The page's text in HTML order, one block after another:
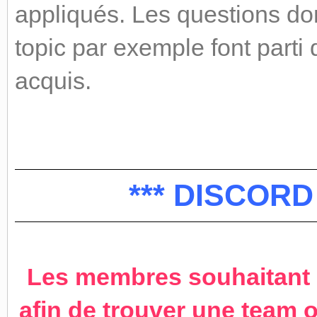
appliqués. Les questions
topic par exemple font parti
acquis.
***
Les membres
afin de trouver une team